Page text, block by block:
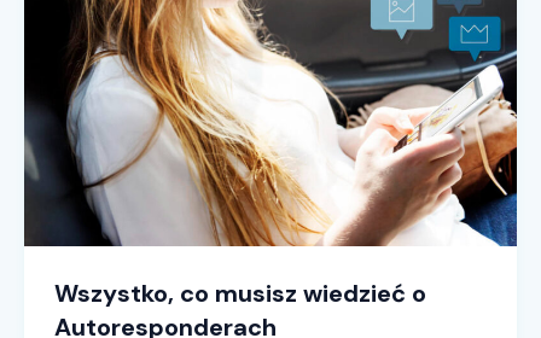
Wszystko, co musisz wiedzieć o
Autoresponderach